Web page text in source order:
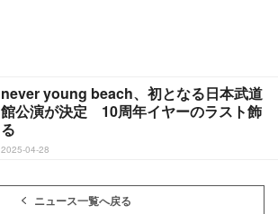
never young beach、初となる日本武道
館公演が決定 10周年イヤーのラスト飾
る
2025-04-28
ニュース一覧へ戻る